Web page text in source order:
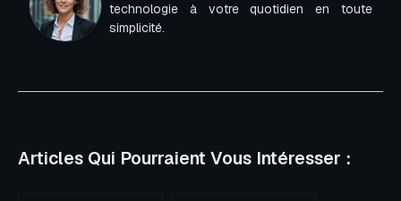
technologie à votre quotidien en toute
simplicité.
Articles Qui Pourraient Vous Intéresser :